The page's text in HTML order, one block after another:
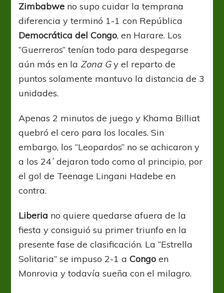
Zimbabwe no supo cuidar la temprana
diferencia y terminó 1-1 con República
Democrática del Congo, en Harare. Los
“Guerreros” tenían todo para despegarse
aún más en la Zona Gy el reparto de
puntos solamente mantuvo la distancia de 3
unidades.
Apenas 2 minutos de juego y Khama Billiat
quebró el cero para los locales. Sin
embargo, los “Leopardos” no se achicaron y
a los 24´ dejaron todo como al principio, por
el gol de Teenage Lingani Hadebe en
contra.
Liberia no quiere quedarse afuera de la
fiesta y consiguió su primer triunfo en la
presente fase de clasificación. La “Estrella
Solitaria” se impuso 2-1 a Congo en
Monrovia y todavía sueña con el milagro.